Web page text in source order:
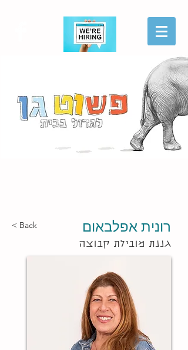
הגשת מועמדות
< Back רונית אפלבאום
גננת מובילת קבוצה